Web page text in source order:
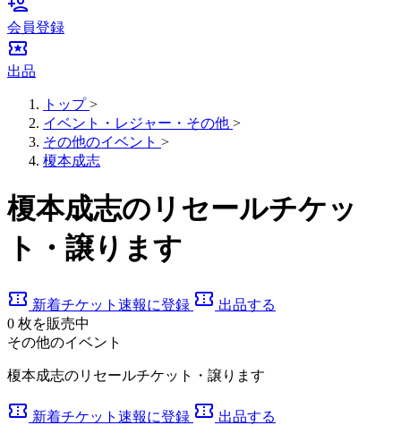
person_add
会員登録
local_activity
出品
トップ >
イベント・レジャー・その他 >
その他のイベント >
榎本成志
榎本成志のリセールチケッ
ト・譲ります
confirmation_number 新着チケット速報に登録 confirmation_number 出品する
0 枚を販売中
その他のイベント
榎本成志のリセールチケット・譲ります
confirmation_number 新着チケット速報に登録 confirmation_number 出品する